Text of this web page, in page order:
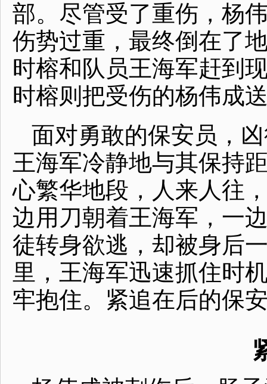
部。尽管受了重伤，杨
伤势过重，最终倒在了
时榕和队员王海军赶到
时榕则把受伤的杨伟成
面对勇敢的保安员，
王海军冷静地与其保持
心繁华地段，人来人往
边用刀朝着王海军，一
徒转身欲逃，却被身后
里，王海军迅速抓住时
牢抱住。紧追在后的保